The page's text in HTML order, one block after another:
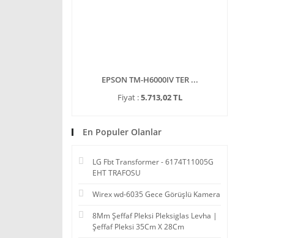
EPSON TM-H6000IV TER ...
Fiyat :5.713,02 TL
En Populer Olanlar
LG Fbt Transformer - 6174T11005G
EHT TRAFOSU
Wirex wd-6035 Gece Görüşlü Kamera
8Mm Şeffaf Pleksi Pleksiglas Levha |
Şeffaf Pleksi 35Cm X 28Cm